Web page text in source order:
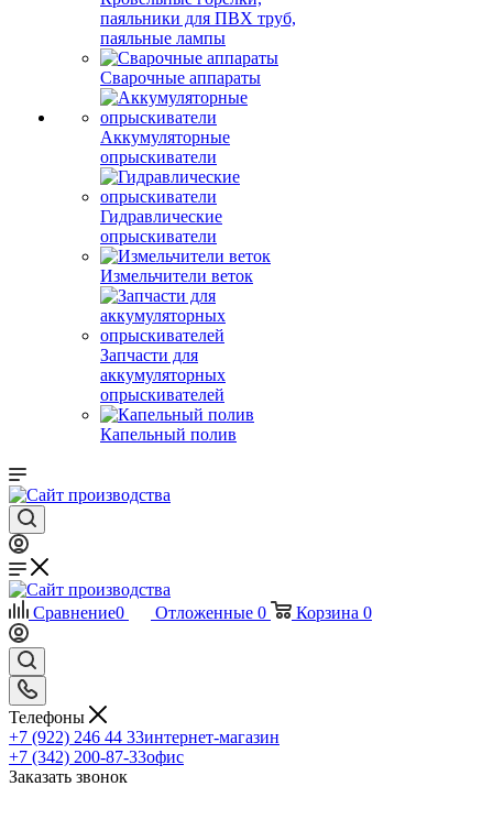
паяльники для ПВХ труб,
паяльные лампы
Сварочные аппараты
Аккумуляторные
опрыскиватели
Гидравлические
опрыскиватели
Измельчители веток
Запчасти для
аккумуляторных
опрыскивателей
Капельный полив
Сравнение0 Отложенные 0 Корзина 0
Телефоны
+7 (922) 246 44 33интернет-магазин
+7 (342) 200-87-33офис
Заказать звонок